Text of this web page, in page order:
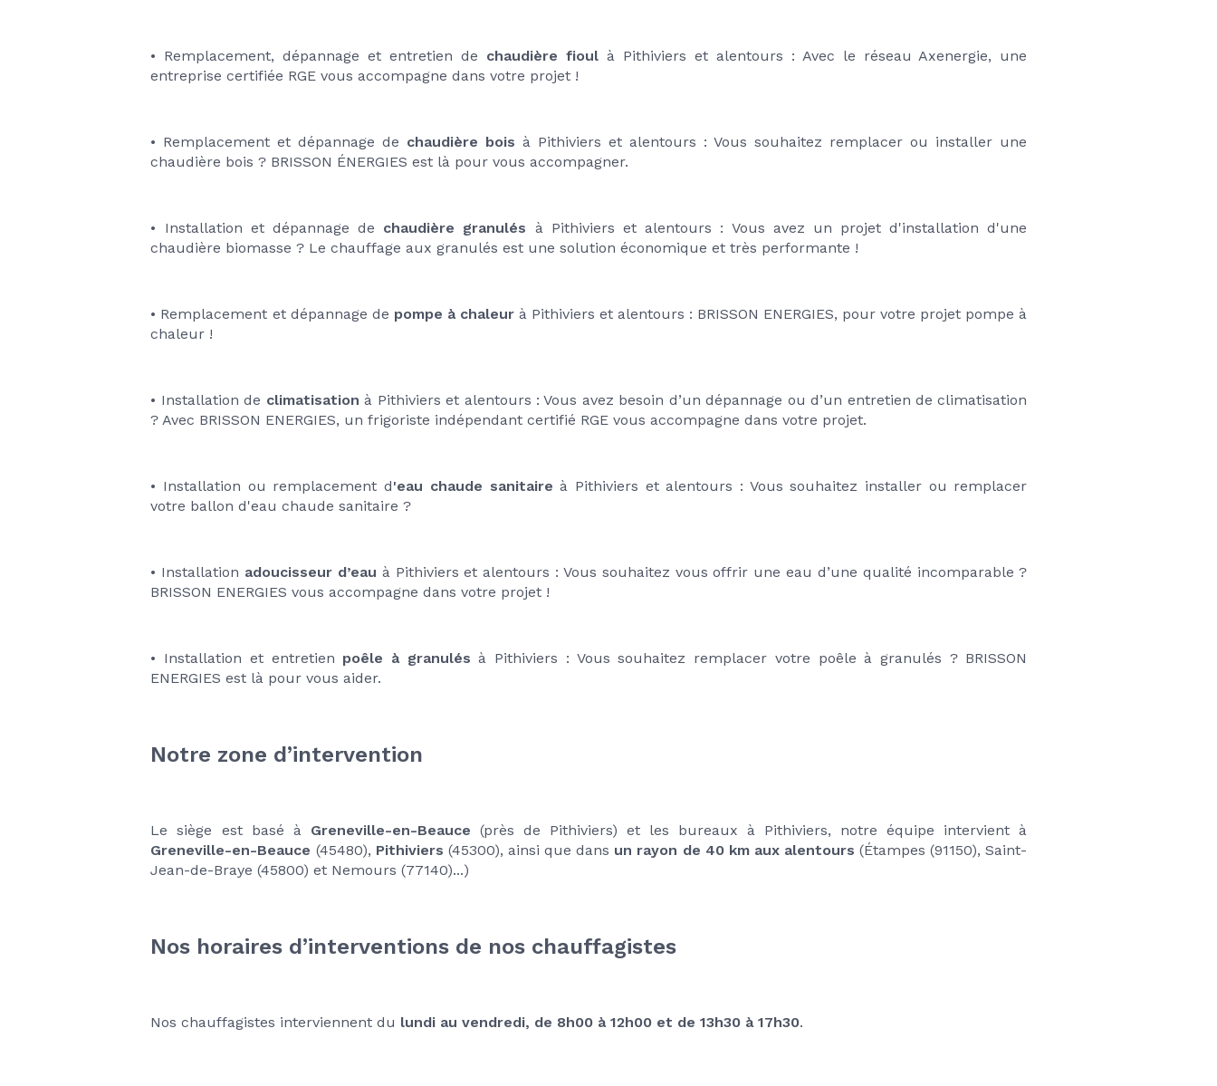
• Remplacement, dépannage et entretien de chaudière fioul à Pithiviers et alentours : Avec le réseau Axenergie, une
entreprise certifiée RGE vous accompagne dans votre projet !
• Remplacement et dépannage de chaudière bois à Pithiviers et alentours : Vous souhaitez remplacer ou installer une
chaudière bois ? BRISSON ÉNERGIES est là pour vous accompagner.
• Installation et dépannage de chaudière granulés à Pithiviers et alentours : Vous avez un projet d'installation d'une
chaudière biomasse ? Le chauffage aux granulés est une solution économique et très performante !
• Remplacement et dépannage de pompe à chaleur à Pithiviers et alentours : BRISSON ENERGIES, pour votre projet pompe à
chaleur !
• Installation de climatisation à Pithiviers et alentours : Vous avez besoin d’un dépannage ou d’un entretien de climatisation
? Avec BRISSON ENERGIES, un frigoriste indépendant certifié RGE vous accompagne dans votre projet.
• Installation ou remplacement d'eau chaude sanitaire à Pithiviers et alentours : Vous souhaitez installer ou remplacer
votre ballon d'eau chaude sanitaire ?
• Installation adoucisseur d’eau à Pithiviers et alentours : Vous souhaitez vous offrir une eau d’une qualité incomparable ?
BRISSON ENERGIES vous accompagne dans votre projet !
• Installation et entretien poêle à granulés à Pithiviers : Vous souhaitez remplacer votre poêle à granulés ? BRISSON
ENERGIES est là pour vous aider.
Notre zone d’intervention
Le siège est basé à Greneville-en-Beauce
Greneville-en-Beauce (45480), Pithiviers (45300), ainsi que dans un rayon de 40 km aux alentours (Étampes (91150), Saint-
Jean-de-Braye (45800) et Nemours (77140)...)
Nos horaires d’interventions de nos chauffagistes
Nos chauffagistes interviennent du lundi au vendredi, de 8h00 à 12h00 et de 13h30 à 17h30.